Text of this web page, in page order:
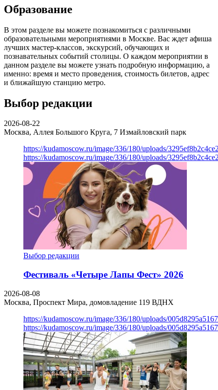
Образование
В этом разделе вы можете познакомиться с различными
образовательными мероприятиями в Москве. Вас ждет афиша
лучших мастер-классов, экскурсий, обучающих и
познавательных событий столицы. О каждом мероприятии в
данном разделе вы можете узнать подробную информацию, а
именно: время и место проведения, стоимость билетов, адрес
и ближайшую станцию метро.
Выбор редакции
2026-08-22
Москва, Аллея Большого Круга, 7 Измайловский парк
https://kudamoscow.ru/image/336/180/uploads/
https://kudamoscow.ru/image/336/180/uploads/
Выбор редакции
Фестиваль «Четыре Лапы Фест» 2026
2026-08-08
Москва, Проспект Мира, домовладение 119 ВДНХ
https://kudamoscow.ru/image/336/180/uploads/
https://kudamoscow.ru/image/336/180/uploads/